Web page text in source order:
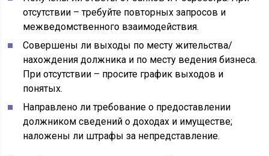
отсутствии – требуйте повторных запросов и
межведомственного взаимодействия.
Совершены ли выходы по месту жительства/
нахождения должника и по месту ведения бизнеса.
При отсутствии – просите график выходов и
понятых.
Направлено ли требование о предоставлении
должником сведений о доходах и имуществе;
наложены ли штрафы за непредставление.